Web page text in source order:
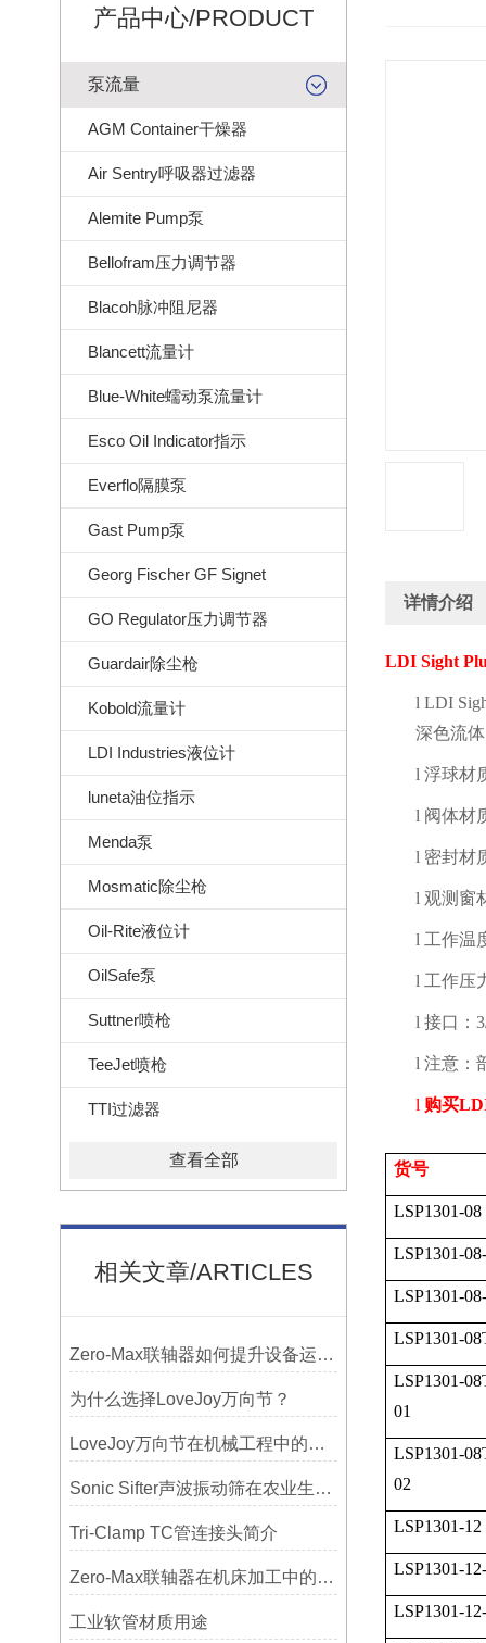
产品中心/PRODUCT
泵流量
AGM Container干燥器
Air Sentry呼吸器过滤器
Alemite Pump泵
Bellofram压力调节器
Blacoh脉冲阻尼器
Blancett流量计
Blue-White蠕动泵流量计
Esco Oil Indicator指示
Everflo隔膜泵
Gast Pump泵
Georg Fischer GF Signet
GO Regulator压力调节器
Guardair除尘枪
Kobold流量计
LDI Industries液位计
luneta油位指示
Menda泵
Mosmatic除尘枪
Oil-Rite液位计
OilSafe泵
Suttner喷枪
TeeJet喷枪
TTI过滤器
查看全部
相关文章/ARTICLES
Zero-Max联轴器如何提升设备运行精度？
为什么选择LoveJoy万向节？
LoveJoy万向节在机械工程中的重要性
Sonic Sifter声波振动筛在农业生产中的应用与优化
Tri-Clamp TC管连接头简介
Zero-Max联轴器在机床加工中的应用及精度保证方法
工业软管材质用途
详情介绍
LDI Sight
l LDI
深色流
l 浮球材
l 阀体材
l 密封材
l 观测窗
l 工作温
l 工作压
l 接口：
l 注意：
l 购买
货号
LSP1301-08
LSP1301-
LSP1301-
LSP1301-
LSP1301-
01
LSP1301-
02
LSP1301-12
LSP1301-
LSP1301-